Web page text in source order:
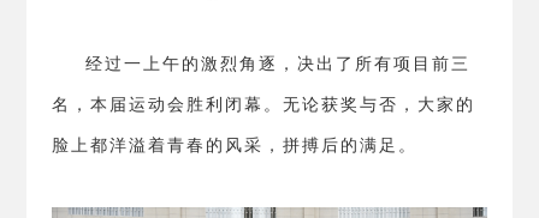
经过一上午的激烈角逐，决出了所有项目前三
名，本届运动会胜利闭幕。无论获奖与否，大家的
脸上都洋溢着青春的风采，拼搏后的满足。